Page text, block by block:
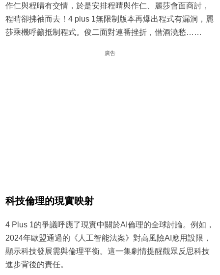
作仁與程晴有交情，於是安排程晴與作仁、麗莎會面商討，
程晴卻拂袖而去！4 plus 1無限制版本再爆出程式有漏洞，麗
莎乘機呼籲抵制程式。俊二面對連番挫折，借酒澆愁……
廣告
科技倫理的現實映射
4 Plus 1的爭議呼應了現實中關於AI倫理的全球討論。例如，
2024年歐盟通過的《人工智能法案》對高風險AI應用設限，
顯示科技發展需與倫理平衡。這一集劇情提醒觀眾反思科技
進步背後的責任。